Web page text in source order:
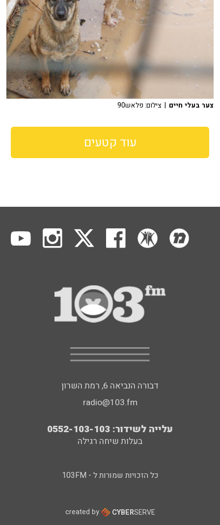
צער בעלי חיים | צילום: פלאש90
עוד קטעים
דבורה הנביאה 6, רמת השרון
radio@103.fm
עלייה לשידור: 0552-103-103
בעלות שיחה רגילה
כל הזכויות שמורות ל - 103FM
created by CYBERSERVE